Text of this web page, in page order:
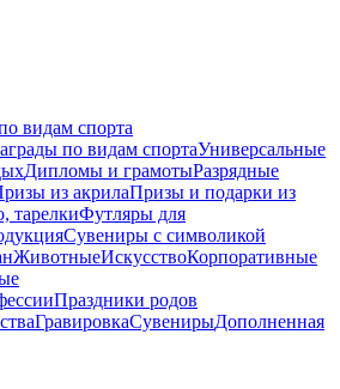
видам спорта
по видам спортаУниверсальные
Дипломы и грамотыРазрядные
из акрилаПризы и подарки из
тарелкиФутляры для
Сувениры с символикой
ЖивотныеИскусствоКорпоративные
Праздники родов
ГравировкаСувенирыДополненная